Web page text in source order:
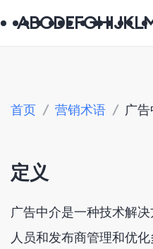
ABCDEFGHIJKL
首页 / 营销术语 / 广
定义
广告中介是一种技术解
人员和发布商管理和优